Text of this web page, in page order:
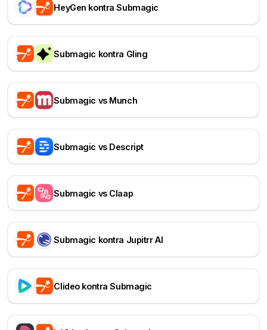
HeyGen kontra Submagic
Submagic kontra Gling
Submagic vs Munch
Submagic vs Descript
Submagic vs Claap
Submagic kontra Jupitrr AI
Clideo kontra Submagic